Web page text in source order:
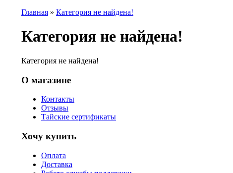
Главная » Категория не найдена!
Категория не найдена!
Категория не найдена!
О магазине
Контакты
Отзывы
Тайские сертификаты
Хочу купить
Оплата
Доставка